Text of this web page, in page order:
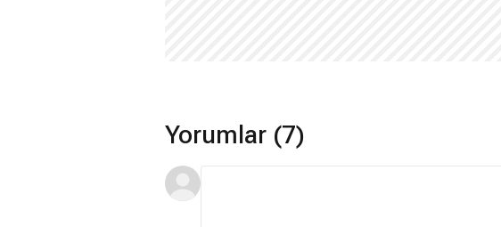
Yorumlar (7)